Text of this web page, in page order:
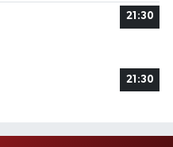
21:30
21:30